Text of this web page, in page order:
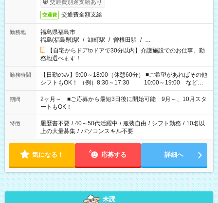
交通費別途支給あり
交通費 交通費全額支給
勤務地
福島県福島市
福島(福島県)駅 / 卸町駅 / 曽根田駅 / …
【自宅からドアtoドアで30分以内】介護施設でのお仕事。勤
務地選べます！
勤務時間
【日勤のみ】9:00～18:00（休憩60分） ■ご希望があればその他
シフトもOK！ （例）8:30～17:30 10:00～19:00 など
「家族とお休みを合わせたい」 「余裕を持って夕飯の準備がし
たい」 「できれば残業はしたくない」 など、ご希望があれば教
えてくださいね。 ※Wワーク希望の方へ 今ご覧のお仕事で希望
する勤務時間と、もう1つのお仕事の勤務時間。 合計で週40時
間を超える場合は応募できません
期間
2ヶ月～ ■ご応募から最短3日後に開始可能 9月～、10月スタ
ートもOK！
特徴 履歴書不要 / 40～50代活躍中 / 服装自由 / シフト勤務 / 10名以
上の大量募集 / パソコンスキル不要
気になる！ 応募する 詳細へ
未読